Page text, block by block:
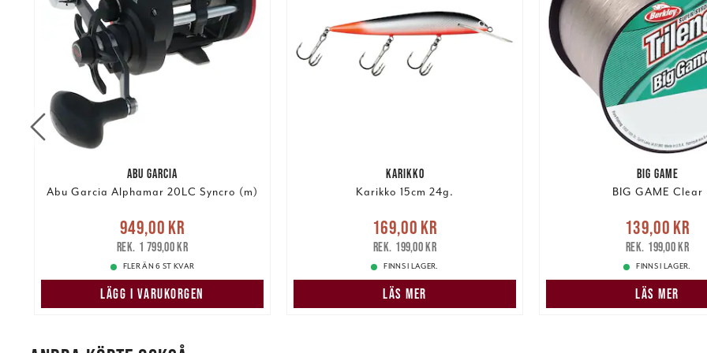
ABU GARCIA
Abu Garcia Alphamar 20LC Syncro (m)
Nuvarande pris
949,00 krTidigare pris
1 799,00 kr
949,00 kr
1 799,00 kr
FLER ÄN 6 ST KVAR
LÄGG I VARUKORGEN
KARIKKO
Karikko 15cm 24g.
Nuvarande pris
Tidigare pris
169,00 kr
199,00 kr
FINNS I LAGER.
LÄS MER
BIG GAME
BIG GAME Clear
Nuvarande pris
Tidigare pris
139,00 kr
199,00 kr
FINNS I LAGER.
LÄS MER